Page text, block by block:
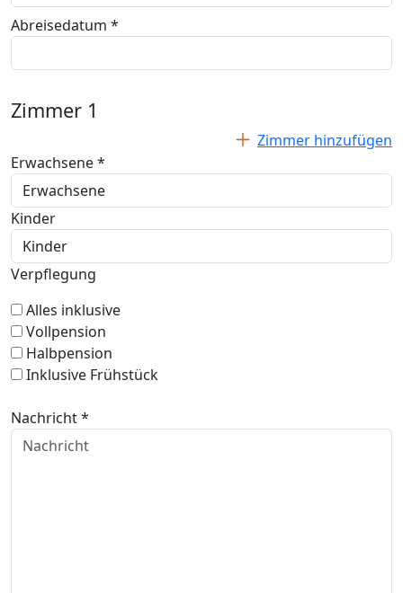
Abreisedatum *
Zimmer 1
Zimmer hinzufügen
Erwachsene *
Kinder
Verpflegung
Alles inklusive
Vollpension
Halbpension
Inklusive Frühstück
Nachricht *